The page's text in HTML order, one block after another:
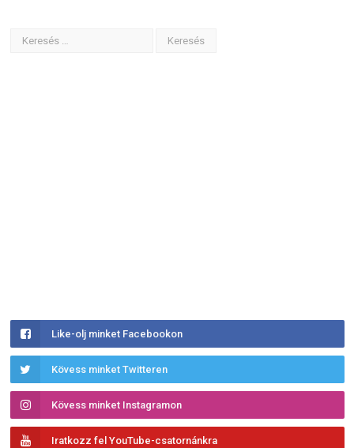
Like-olj minket Facebookon
Kövess minket Twitteren
Kövess minket Instagramon
Iratkozz fel YouTube-csatornánkra